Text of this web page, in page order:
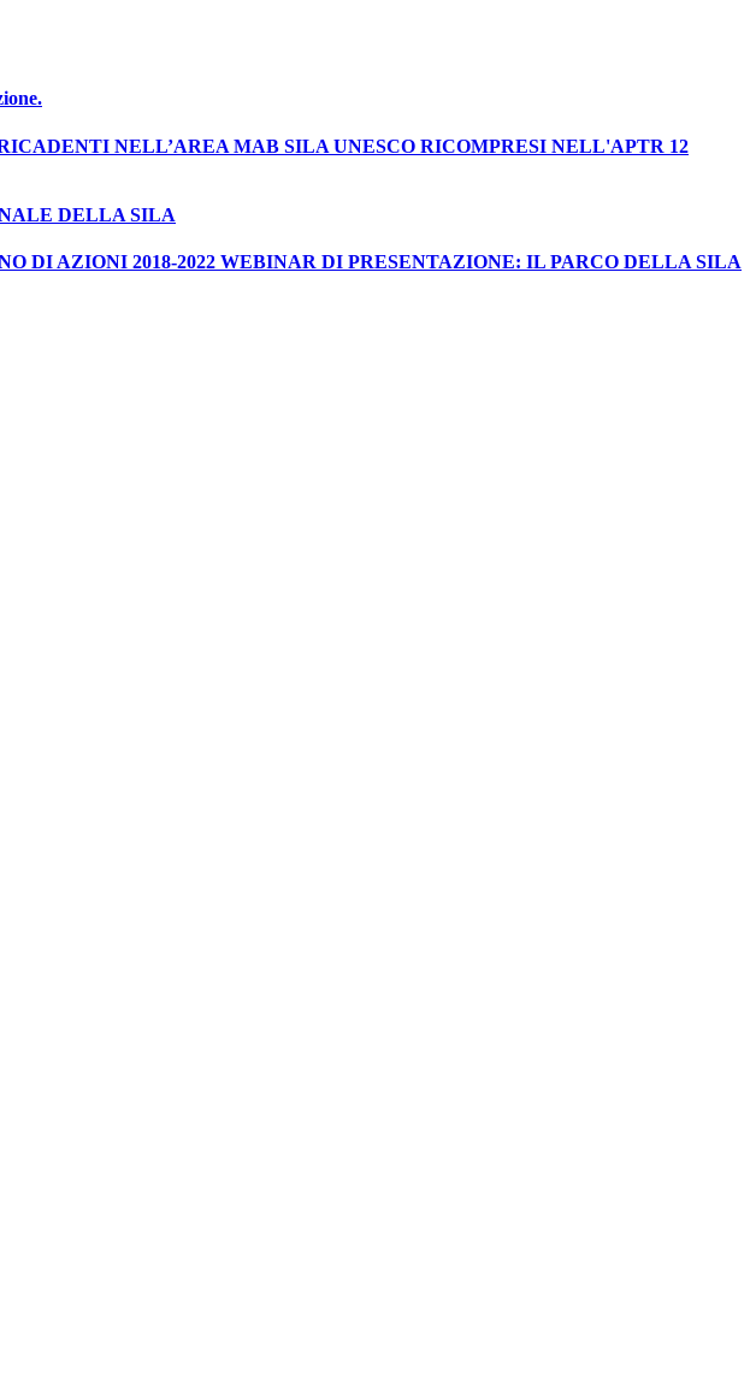
NELL’AREA MAB SILA UNESCO RICOMPRESI NELL'APTR 12
DELLA SILA
DI AZIONI 2018-2022 WEBINAR DI PRESENTAZIONE: IL PARCO DELLA SILA